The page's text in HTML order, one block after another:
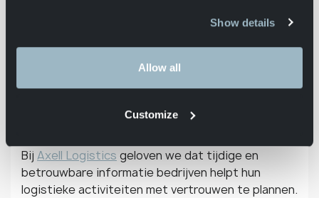
Show details
Allow all
Customize
toenemende verkeersdrukte voeren
verschillende landen tijdelijke
rijverboden voor vrachtwagens in, wat
direct invloed kan hebben op uw
operationele efficiëntie.
Bij Axell Logistics geloven we dat tijdige en
betrouwbare informatie bedrijven helpt hun
logistieke activiteiten met vertrouwen te plannen.